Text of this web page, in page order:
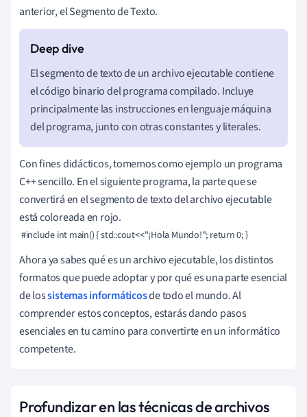
anterior, el Segmento de Texto.
El segmento de texto de un archivo ejecutable contiene
el código binario del programa compilado. Incluye
principalmente las instrucciones en lenguaje máquina
del programa, junto con otras constantes y literales.
Con fines didácticos, tomemos como ejemplo un programa
C++ sencillo. En el siguiente programa, la parte que se
convertirá en el segmento de texto del archivo ejecutable
está coloreada en rojo.
#include int main() { std::cout<<"¡Hola Mundo!"; return 0; }
Ahora ya sabes qué es un archivo ejecutable, los distintos
formatos que puede adoptar y por qué es una parte esencial
de lossistemas informáticosde todo el mundo. Al
comprender estos conceptos, estarás dando pasos
esenciales en tu camino para convertirte en un informático
competente.
Profundizar en las técnicas de archivos